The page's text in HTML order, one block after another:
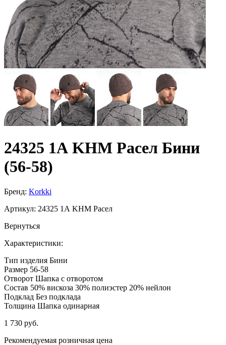
24325 1А KHM Расел Бини
(56-58)
Бренд: Korkki
Артикул: 24325 1А KHM Расел
Вернуться
Характеристики:
Тип изделия Бини
Размер 56-58
Отворот Шапка с отворотом
Состав 50% вискоза 30% полиэстер 20% нейлон
Подклад Без подклада
Толщина Шапка одинарная
1 730 руб.
Рекомендуемая розничная цена